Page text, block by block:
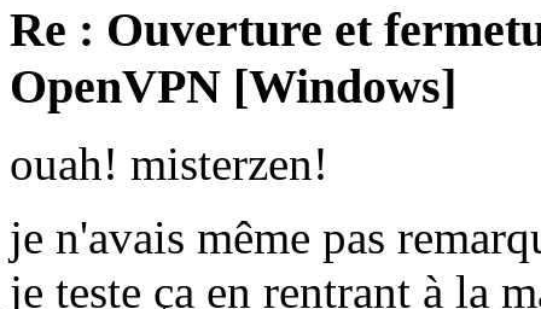
Re : Ouverture et
OpenVPN [Windows]
ouah! misterzen!
je n'avais même pas
je teste ça en rentrant à la